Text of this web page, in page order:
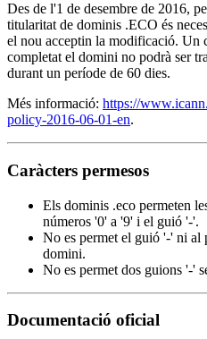
Des de l'1 de desembre de 2016,
titularitat de dominis .ECO és
el nou acceptin la modificació. Un
completat el domini no podrà ser
durant un període de 60 dies.
Més informació: https://
policy-2016-06-01-en.
Caràcters permesos
Els dominis .eco permeten
números '0' a '9' i el guió '-'.
No es permet el guió '-' ni
domini.
No es permet dos guions '-'
Documentació oficial